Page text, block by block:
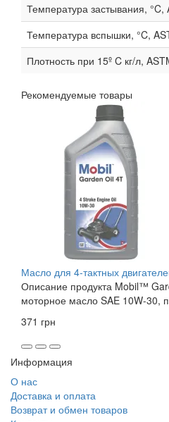
Температура застывания, °C,
Температура вспышки, °C,
Плотность при 15º C кг/л,
Рекомендуемые товары
Масло для 4-тактных
Описание продукта Mobil™
моторное масло SAE 10W-30,
371 грн
Информация
О нас
Доставка и оплата
Возврат и обмен товаров